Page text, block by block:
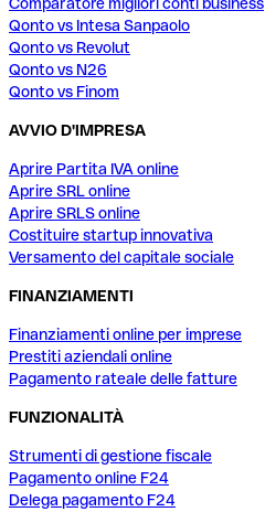
Comparatore migliori conti business
Qonto vs Intesa Sanpaolo
Qonto vs Revolut
Qonto vs N26
Qonto vs Finom
AVVIO D'IMPRESA
Aprire Partita IVA online
Aprire SRL online
Aprire SRLS online
Costituire startup innovativa
Versamento del capitale sociale
FINANZIAMENTI
Finanziamenti online per imprese
Prestiti aziendali online
Pagamento rateale delle fatture
FUNZIONALITÀ
Strumenti di gestione fiscale
Pagamento online F24
Delega pagamento F24